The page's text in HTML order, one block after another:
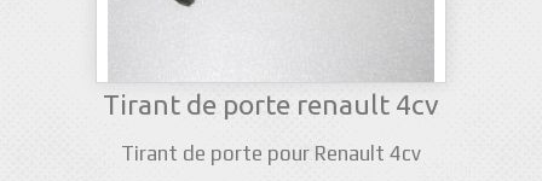
Tirant de porte renault 4cv
Tirant de porte pour Renault 4cv